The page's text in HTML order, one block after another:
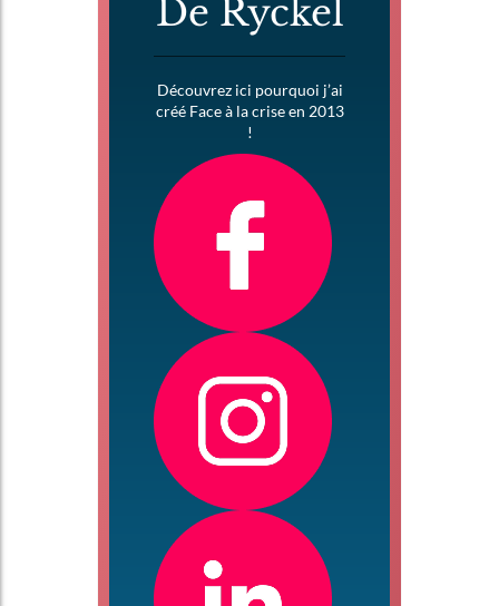
De Ryckel
Découvrez ici pourquoi j’ai
créé Face à la crise en 2013
!